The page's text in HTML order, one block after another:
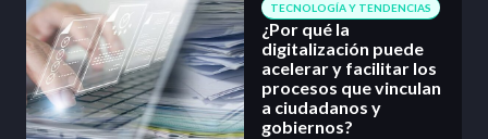
TECNOLOGÍA Y TENDENCIAS
¿Por qué la
digitalización puede
acelerar y facilitar los
procesos que vinculan
a ciudadanos y
gobiernos?